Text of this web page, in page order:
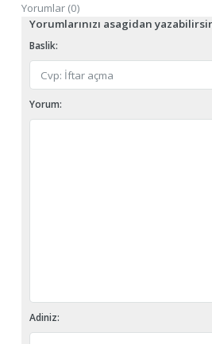
Yorumlar (0)
Yorumlarınızı asagidan
Baslik:
Yorum:
Adiniz: